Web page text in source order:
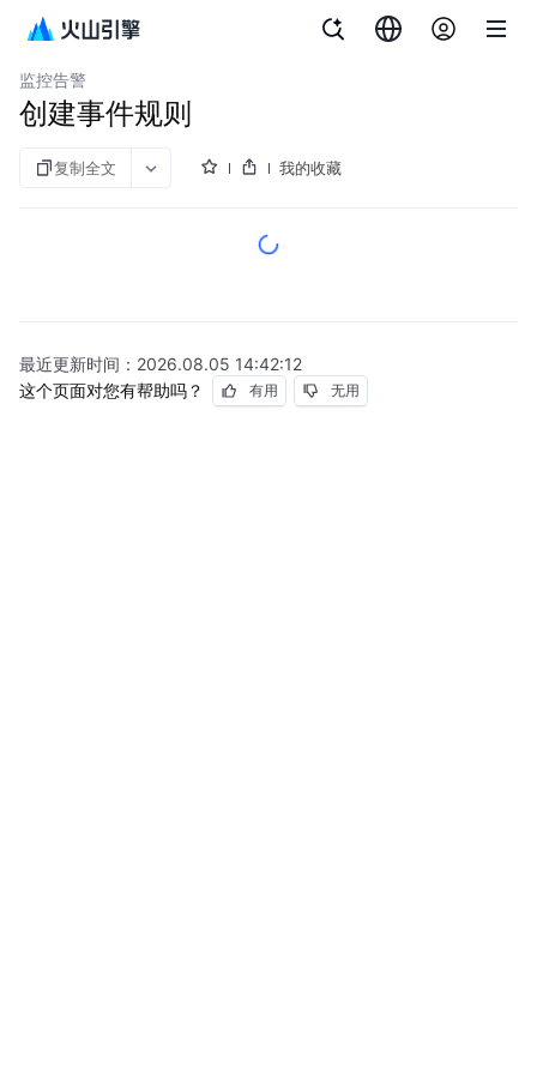
云数据库 MySQL 版
监控告警
创建事件规则
复制全文 我的收藏
最近更新时间： 2026.08.05 14:42:12
这个页面对您有帮助吗？
有用 无用